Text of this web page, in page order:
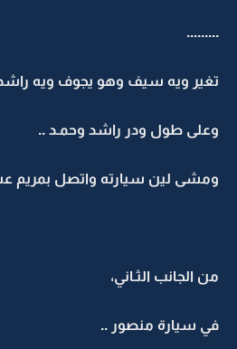
.........
تغير ويه سيف وهو يجوف ويه
وعلى طول ودر راشد وحمـد ..
ومشى لين سيارته واتصل بمريم
من الجانب الثـاني،
في سيارة منصور ..